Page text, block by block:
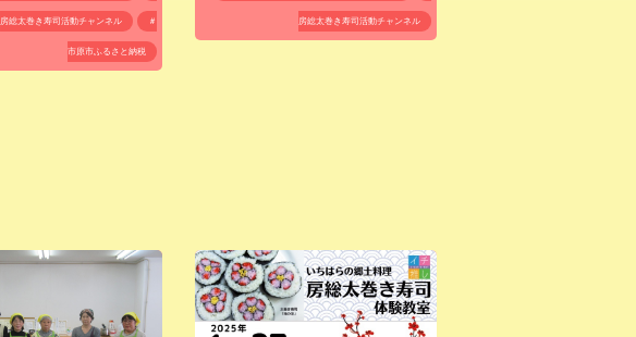
房総太巻き寿司活動チャンネル ＃
市原市ふるさと納税
房総太巻き寿司活動チャンネル